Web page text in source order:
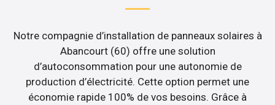
Notre compagnie d’installation de panneaux solaires à
Abancourt (60) offre une solution
d’autoconsommation pour une autonomie de
production d’électricité. Cette option permet une
économie rapide 100% de vos besoins. Grâce à